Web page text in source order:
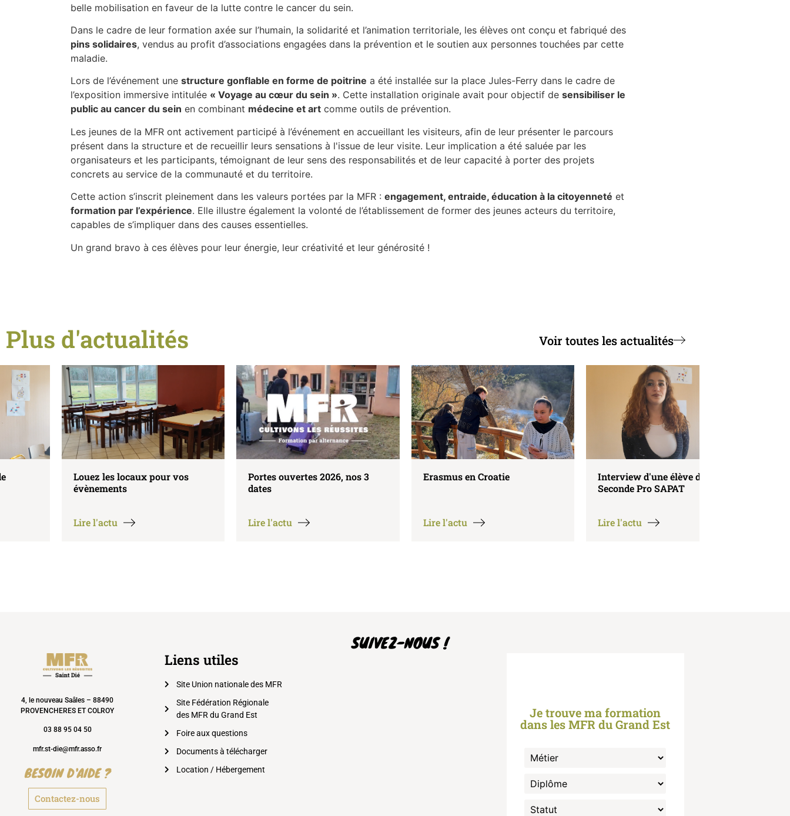
belle mobilisation en faveur de la lutte contre le cancer du sein.
Dans le cadre de leur formation axée sur l’humain, la solidarité et l’animation territoriale, les élèves ont conçu et fabriqué des
pins solidaires, vendus au profit d’associations engagées dans la prévention et le soutien aux personnes touchées par cette
maladie.
Lors de l’événement une structure gonflable en forme de poitrine a été installée sur la place Jules-Ferry dans le cadre de
l’exposition immersive intitulée « Voyage au cœur du sein ». Cette installation originale avait pour objectif de sensibiliser le
public au cancer du sein en combinant médecine et art comme outils de prévention.
Les jeunes de la MFR ont activement participé à l’événement en accueillant les visiteurs, afin de leur présenter le parcours
présent dans la structure et de recueillir leurs sensations à l'issue de leur visite. Leur implication a été saluée par les
organisateurs et les participants, témoignant de leur sens des responsabilités et de leur capacité à porter des projets
concrets au service de la communauté et du territoire.
Cette action s’inscrit pleinement dans les valeurs portées par la MFR : engagement, entraide, éducation à la citoyenneté et
formation par l’expérience. Elle illustre également la volonté de l’établissement de former des jeunes acteurs du territoire,
capables de s’impliquer dans des causes essentielles.
Un grand bravo à ces élèves pour leur énergie, leur créativité et leur générosité !
Plus d'actualités Voir toutes les actualités
Louez les locaux pour vos
Portes ouvertes 2026, nos 3
Erasmus en Croatie
Interview d'une élève de
Seconde Pro SAPAT
4, le nouveau Saâles – 88490
PROVENCHERES ET COLROY
03 88 95 04 50
mfr.st-die@mfr.asso.fr
BESOIN D'AIDE ?
Contactez-nous
Liens utiles
Site Union nationale des MFR
Site Fédération Régionale
des MFR du Grand Est
Foire aux questions
Documents à télécharger
Location / Hébergement
SUIVEZ-NOUS !
Je trouve ma formation
dans les MFR du Grand Est